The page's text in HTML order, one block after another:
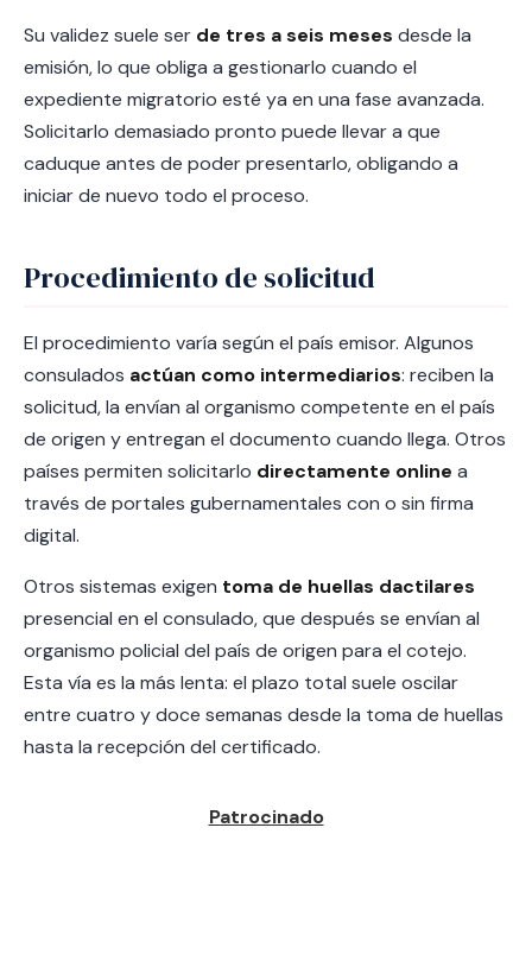
Su validez suele ser de tres a seis meses desde la
emisión, lo que obliga a gestionarlo cuando el
expediente migratorio esté ya en una fase avanzada.
Solicitarlo demasiado pronto puede llevar a que
caduque antes de poder presentarlo, obligando a
iniciar de nuevo todo el proceso.
Procedimiento de solicitud
El procedimiento varía según el país emisor. Algunos
consulados actúan como intermediarios: reciben la
solicitud, la envían al organismo competente en el país
de origen y entregan el documento cuando llega. Otros
países permiten solicitarlo directamente online a
través de portales gubernamentales con o sin firma
digital.
Otros sistemas exigen toma de huellas dactilares
presencial en el consulado, que después se envían al
organismo policial del país de origen para el cotejo.
Esta vía es la más lenta: el plazo total suele oscilar
entre cuatro y doce semanas desde la toma de huellas
hasta la recepción del certificado.